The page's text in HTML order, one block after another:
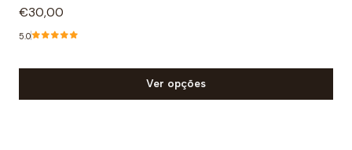
€30,00
5.0
Ver opções